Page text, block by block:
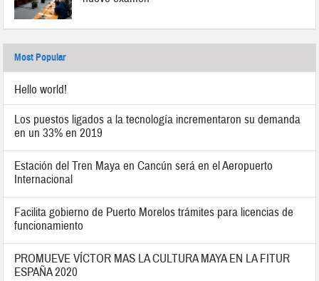
Most Popular
Hello world!
Los puestos ligados a la tecnología incrementaron su demanda
en un 33% en 2019
Estación del Tren Maya en Cancún será en el Aeropuerto
Internacional
Facilita gobierno de Puerto Morelos trámites para licencias de
funcionamiento
PROMUEVE VÍCTOR MAS LA CULTURA MAYA EN LA FITUR
ESPAÑA 2020